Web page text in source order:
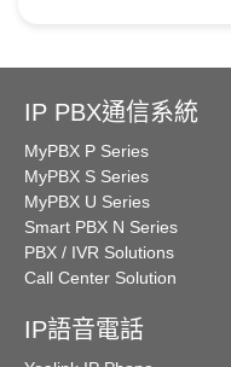
IP PBX通信系統
MyPBX P Series
MyPBX S Series
MyPBX U Series
Smart PBX N Series
PBX / IVR Solutions
Call Center Solution
IP語音電話